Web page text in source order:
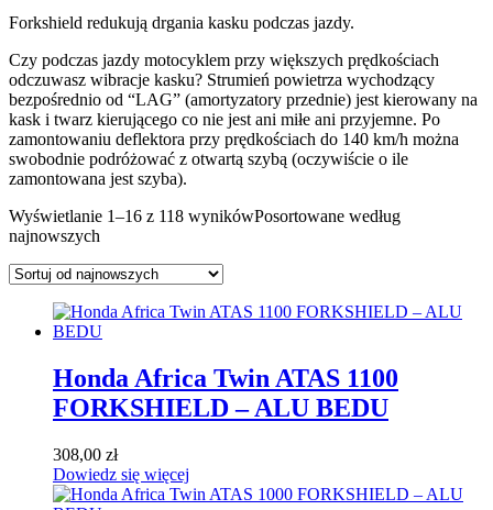
Forkshield redukują drgania kasku podczas jazdy.
Czy podczas jazdy motocyklem przy większych prędkościach
odczuwasz wibracje kasku? Strumień powietrza wychodzący
bezpośrednio od “LAG” (amortyzatory przednie) jest kierowany na
kask i twarz kierującego co nie jest ani miłe ani przyjemne. Po
zamontowaniu deflektora przy prędkościach do 140 km/h można
swobodnie podróżować z otwartą szybą (oczywiście o ile
zamontowana jest szyba).
Wyświetlanie 1–16 z 118 wynikówPosortowane według
najnowszych
Honda Africa Twin ATAS 1100
FORKSHIELD – ALU BEDU
308,00 zł
Dowiedz się więcej